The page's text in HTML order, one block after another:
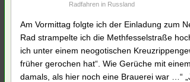
Radfahren in Russland
Am Vormittag folgte ich der Einladung zum
Rad strampelte ich die Methfesselstraße
ich unter einem neogotischen
früher gerochen hat“. Wie Gerüche mit
damals, als hier noch eine Brauerei war …“